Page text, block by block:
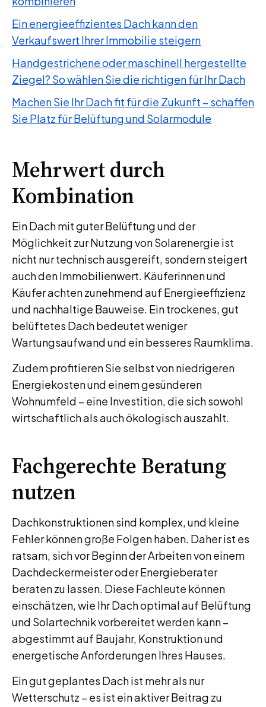
Ein energieeffizientes Dach kann den
Verkaufswert Ihrer Immobilie steigern
Handgestrichene oder maschinell hergestellte
Ziegel? So wählen Sie die richtigen für Ihr Dach
Machen Sie Ihr Dach fit für die Zukunft – schaffen
Sie Platz für Belüftung und Solarmodule
Mehrwert durch
Kombination
Ein Dach mit guter Belüftung und der
Möglichkeit zur Nutzung von Solarenergie ist
nicht nur technisch ausgereift, sondern steigert
auch den Immobilienwert. Käuferinnen und
Käufer achten zunehmend auf Energieeffizienz
und nachhaltige Bauweise. Ein trockenes, gut
belüftetes Dach bedeutet weniger
Wartungsaufwand und ein besseres Raumklima.
Zudem profitieren Sie selbst von niedrigeren
Energiekosten und einem gesünderen
Wohnumfeld – eine Investition, die sich sowohl
wirtschaftlich als auch ökologisch auszahlt.
Fachgerechte Beratung
nutzen
Dachkonstruktionen sind komplex, und kleine
Fehler können große Folgen haben. Daher ist es
ratsam, sich vor Beginn der Arbeiten von einem
Dachdeckermeister oder Energieberater
beraten zu lassen. Diese Fachleute können
einschätzen, wie Ihr Dach optimal auf Belüftung
und Solartechnik vorbereitet werden kann –
abgestimmt auf Baujahr, Konstruktion und
energetische Anforderungen Ihres Hauses.
Ein gut geplantes Dach ist mehr als nur
Wetterschutz – es ist ein aktiver Beitrag zu